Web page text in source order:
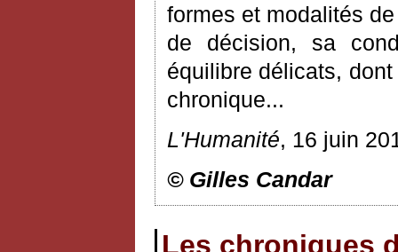
formes et modalités
de décision, sa
équilibre délicats,
chronique...
L'Humanité, 16 juin
© Gilles Candar
Les chroniques